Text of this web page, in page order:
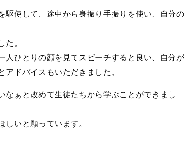
駆使して、途中から身振り手振りを使い、自分の
た。
人ひとりの顔を見てスピーチすると良い、自分が
ドバイスもいただきました。
なぁと改めて生徒たちから学ぶことができまし
いと願っています。